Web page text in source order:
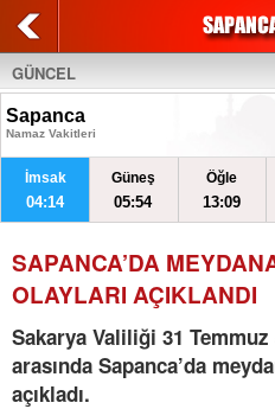
GÜNCEL
Sapanca
Namaz Vakitleri
İmsak
04:14
Güneş
05:54
Öğle
13:09
SAPANCA’DA
OLAYLARI AÇIKLANDI
Sakarya Valiliği 31
arasında Sapanca’da
açıkladı.